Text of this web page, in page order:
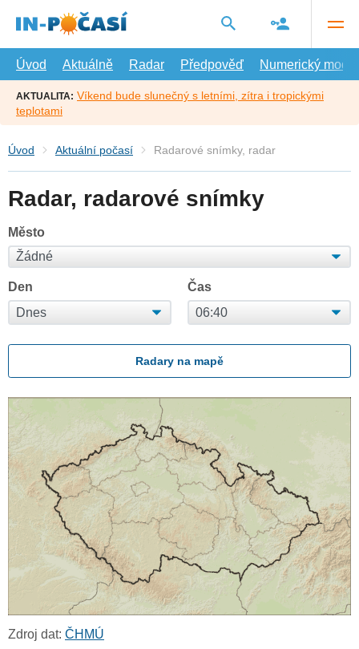
hlavní
Úvod
Aktuálně Radar Předpověď Numerický model
AKTUALITA: Víkend bude slunečný s letními, zítra i tropickými
teplotami
Úvod Aktuální počasí Radarové snímky, radar
Radar, radarové snímky
Město
Den Čas
Radary na mapě
Zdroj dat: ČHMÚ